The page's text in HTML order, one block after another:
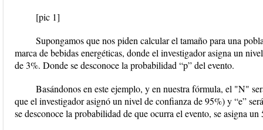
[pic 1]
Supongamos que nos piden calcular el tamaño para una
marca de bebidas energéticas, donde el investigador asigna un
de 3%. Donde se desconoce la probabilidad “p” del evento.
Basándonos en este ejemplo, y en nuestra fórmula, el "N"
que el investigador asignó un nivel de confianza de 95%) y “e”
se desconoce la probabilidad de que ocurra el evento, se asigna